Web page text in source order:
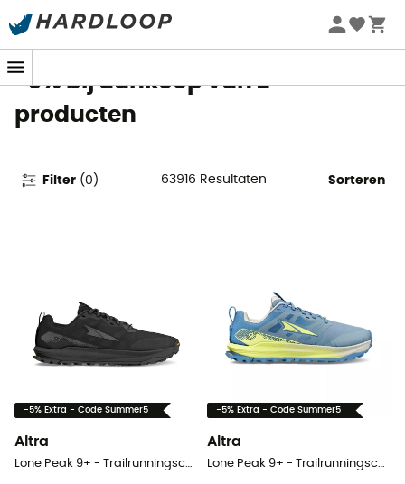
Zomeraanbiedingen 🔥 -5% EXTRA vanaf 2 producten* met
-5% bij aankoop van 2
producten
Filter (0 ) 63916 Resultaten Sorteren
-5% Extra - Code Summer5
Altra
Lone Peak 9+ - Trailrunningschoenen - Heren
-5% Extra - Code Summer5
Altra
Lone Peak 9+ - Trailrunningschoenen - Dames